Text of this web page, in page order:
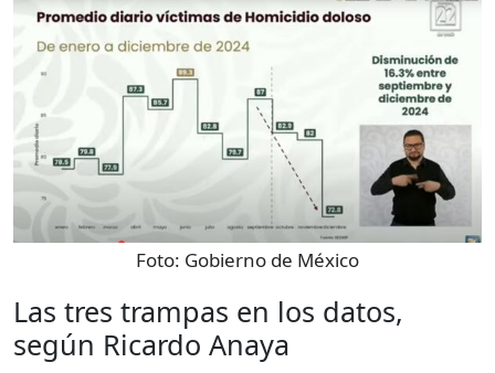
Foto: Gobierno de México
Las tres trampas en los datos,
según Ricardo Anaya